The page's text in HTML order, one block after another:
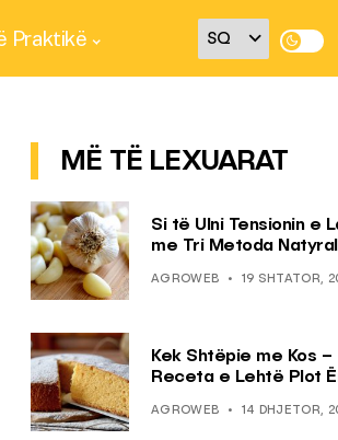
Praktikë
MË TË LEXUARAT
Si të Ulni Tensionin e
me Tri Metoda
AGROWEB 19 SHTATOR,
Kek Shtëpie me Kos –
Receta e Lehtë Plot
AGROWEB 14 DHJETOR,